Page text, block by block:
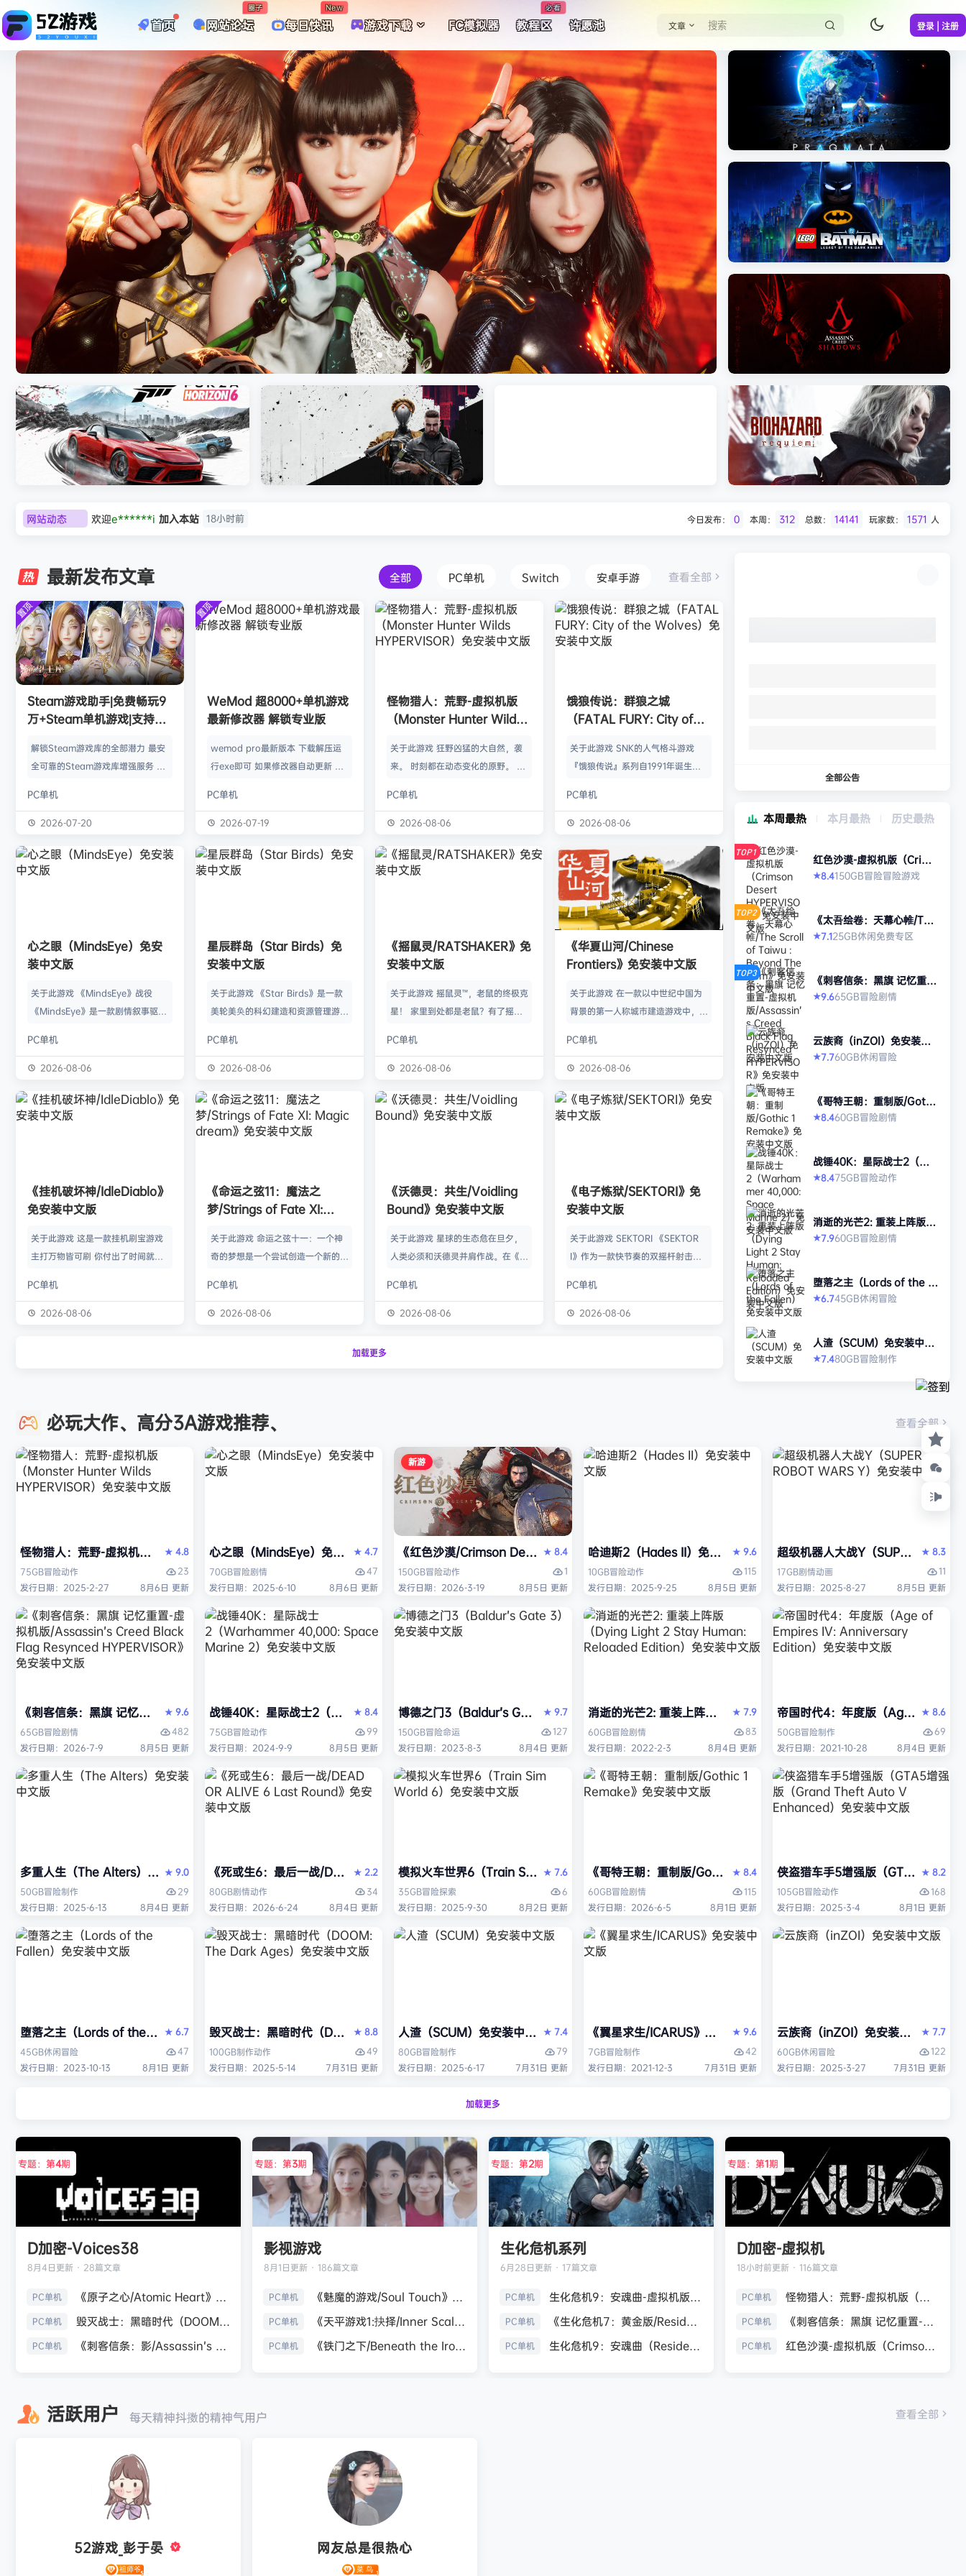
首页 网站论坛
圈子
每日快讯
New
游戏下载 FC模拟器 教程区
必看
许愿池 文章 登录 | 注册
《刺客信条：黑旗 记忆重置-虚
HYPERVISOR》免安装中文版
《剑星/Stellar Blade》本体+修改器打包下载 解压即玩
《识质存在/PRAGMATA》免安装中文版
《乐高蝙蝠侠：黑暗骑士之遗/LEGO
Batman: Legacy of the Dark Knight》
免安装中文版
《刺客信条：影/Assassin’s Creed
Shadows》免安装版，非虚拟机
网站动态 欢迎e******i 加入本站 18小时前
欢迎0**3 加入本站
欢迎V****y 加入本站 22小时前
欢迎j***j 加入本站 22小时前
欢迎1******4 加入本站
l***g 签到获取 28
w******g 签到获取
欢迎w******g 加入本站 8月4日
欢迎Z******U 8月4日
e******i 签到获取 点积分 2小时前
欢迎Q*H 加入本站 17小时前
今日发布： 0 本周： 312 总数： 14141 玩家数： 1571 人
最新发布文章 全部 PC单机 Switch 安卓手游 查看全部
置顶
Steam游戏助手|免费畅玩9
万+Steam单机游戏|支持D
解锁Steam游戏库的全部潜力 最安
全可靠的Steam游戏库增强服务 工
修改任何steam设置、安全可靠、
可入库游戏总数 94000+、无视已
机。 无需为每一款游戏单独付费，
只需支付一次工具费用或订阅费，即
无压力地尝试各种类型的游戏。操
作…
PC单机
2026-07-20
置顶
WeMod 超8000+单机游戏
最新修改器 解锁专业版
wemod pro最新版本 下载解压运
行exe即可 如果修改器自动更新 把
r 这个文件替换到新版的即可。 We
Mod 目前支持超过千款热门游戏，
修改器原作者都入驻了，所以修改器
内容更新应该也是最全、最及时的。
大…
PC单机
2026-07-19
怪物猎人：荒野-虚拟机版
（Monster Hunter Wilds
版
关于此游戏 狂野凶猛的大自然，袭
来。 时刻都在动态变化的原野。 这
的怪物与人们的故事。 你会化为以
狩猎强大怪物为生的“猎人”，使用狩
并逐渐解明这个世界与人们之间的关
联。 进化的狩猎动作，寻求连续不
的边境上，一名少年“纳塔”获救。
公会根…
PC单机
2026-08-06
饿狼传说：群狼之城
（FATAL FURY: City of
关于此游戏 SNK的人气格斗游戏
『饿狼传说』系列自1991年诞生以
潮。从1999年的『饿狼 -MARK OF
THE WOLVES-』起，时隔26年，
the Wolves』终于登场！ ■新实装
了加速兴奋的“REV系统”！ 新实装
的“REV系统”可以从战斗开始发动各
种特殊攻击！“REV武技”、“REV加
速”，还有S.P.G.区…
PC单机
2026-08-06
心之眼（MindsEye）免安
装中文版
关于此游戏 《MindsEye》战役
《MindsEye》是一款剧情叙事驱动
背景设定在近未来沙漠城市红石城。
你将扮演雅各布·迪亚兹——一名退
体而饱受支离破碎的记忆困扰。在电
影化叙事的战役中，你将执行任务、
远不止红石城本身。 红石城 红石城
是…
PC单机
2026-08-06
星辰群岛（Star Birds）免
安装中文版
关于此游戏 《Star Birds》是一款
美轮美奂的科幻建造和资源管理游
群繁盛起来。不论是熟知此类题材的
老手玩家，还是只想浅尝神游太空滋
的陪伴。什么，你说是因为鸟群没了
你，就立马出乱子？哎呀呀，这也只
是其中一个原因而已啦。 扫描附近
是某些未知之物。建造生产设施，以
便开采资…
PC单机
2026-08-06
《摇鼠灵/RATSHAKER》免
安装中文版
关于此游戏 摇鼠灵™，老鼠的终极克
星！ 家里到处都是老鼠？有了摇鼠
灭所有不速之客！拿在手上大力摇，
剩下的交给摇鼠灵™就行了。不用夹
摸丢死老鼠！ 有了摇鼠灵™，一切尽
在掌握！把那只老鼠摇到服从，看着
恼瞬间无影无踪。 为什么选择摇鼠
灵™？ 轻松…
PC单机
2026-08-06
《华夏山河/Chinese
Frontiers》免安装中文版
关于此游戏 在一款以中世纪中国为
背景的第一人称城市建造游戏中，规
的工匠起步，循序渐进地规划、生产
并筑起宏伟建筑。管理村民，搭建生
的节奏繁荣发展——无压力，并享受
精巧系统带来的成就感。 探索三大
背景；它会塑造你的策略与可达成的
目标。发掘古老工…
PC单机
2026-08-06
《挂机破坏神/IdleDiablo》
免安装中文版
关于此游戏 这是一款挂机刷宝游戏
主打万物皆可刷 你付出了时间就必
独属于你的强大构筑 装备获取 游戏
中的[装备][技能][护身符]主要通过
每个大型章节有若干小关卡。 难度
可分为：…
PC单机
2026-08-06
《命运之弦11：魔法之
梦/Strings of Fate XI:
版
关于此游戏 命运之弦十一：一个神
奇的梦想是一个尝试创造一个新的幻
虚幻引擎的帮助下，使用已经熟悉的
图形技术和机制以丰富多彩的方式呈
组由命运聚集的五个角色来完成一项
伟大的使命-从古老的邪恶中拯救地
球！ 一个古老…
PC单机
2026-08-06
《沃德灵：共生/Voidling
Bound》免安装中文版
关于此游戏 星球的生态危在旦夕，
人类必须和沃德灵并肩作战。在《沃
生物学家，与被称为“沃德灵”的生物
神经链接。不断孵化、培育、升级、
挡、反击等技能的配…
PC单机
2026-08-06
《电子炼狱/SEKTORI》免
安装中文版
关于此游戏 SEKTORI 《SEKTOR
I》作为一款快节奏的双摇杆射击游
慎选择升级项目，打造强大的构筑，
置身风云变幻的战场，迎战源源不断
人种…
PC单机
2026-08-06
加载更多
全部公告
本周最热 本月最热 历史最热
TOP1
红色沙漠-虚拟机版（Crims
on Desert HYPERVISO
R）免安装中文版
★8.4150GB冒险冒险游戏
TOP2
《太吾绘卷：天幕心帷/The
Scroll of Taiwu : Beyond
The Dom》免安装中文版
★7.125GB休闲免费专区
TOP3
《刺客信条：黑旗 记忆重
置-虚拟机版/Assassin’s Cr
eed Black Flag Resynced
★9.665GB冒险剧情
云族裔（inZOI）免安装中
文版
★7.760GB休闲冒险
《哥特王朝：重制版/Gothi
c 1 Remake》免安装中文
版
★8.460GB冒险剧情
战锤40K：星际战士2（Wa
rhammer 40,000: Space
Marine 2）免安装中文版
★8.475GB冒险动作
消逝的光芒2: 重装上阵版
（Dying Light 2 Stay Hu
man: Reloaded Edition）
★7.960GB冒险剧情
堕落之主（Lords of the F
allen）免安装中文版
★6.745GB休闲冒险
人渣（SCUM）免安装中文
版
★7.480GB冒险制作
必玩大作、高分3A游戏推荐、 查看全部
怪物猎人：荒野-虚拟机版（Monster Hunter Wilds HYPERVISOR）免安装中文版
★ 4.8
75GB冒险动作
23
发行日期：2025-2-27
8月6日 更新
心之眼（MindsEye）免安装中文版
★ 4.7
70GB冒险剧情
47
发行日期：2025-6-10
8月6日 更新
新游
《红色沙漠/Crimson Desert》免安装中文版
★8.4
150GB冒险动作
1
发行日期：2026-3-19
8月5日 更新
哈迪斯2（Hades II）免安装中文版
★9.6
10GB冒险动作
115
发行日期：2025-9-25
8月5日 更新
超级机器人大战Y（SUPER ★8.3
17GB剧情动画
11
发行日期：2025-8-27
8月5日 更新
《刺客信条：黑旗 记忆重置-虚拟机版/Assassin’s Creed Black Flag Resynced HYPERVISOR》免安装中文版
★ 9.6
65GB冒险剧情
482
发行日期：2026-7-9
8月5日 更新
战锤40K：星际战士2（Warhammer 40,000: Space Marine 2）免安装中文版
★ 8.4
75GB冒险动作
99
发行日期：2024-9-9
8月5日 更新
博德之门3（Baldur’s Gate 3）免安装中文版
★9.7
150GB冒险命运
127
发行日期：2023-8-3
8月4日 更新
消逝的光芒2: 重装上阵版（Dying Light 2 Stay Human: Reloaded
★7.9
60GB冒险剧情
83
发行日期：2022-2-3
8月4日 更新
帝国时代4：年度版（Age of
★8.6
50GB冒险制作
69
发行日期：2021-10-28
8月4日 更新
多重人生（The Alters）免安装中文版
★ 9.0
50GB冒险制作
29
发行日期：2025-6-13
8月4日 更新
《死或生6：最后一战/DEAD OR ALIVE 6 Last Round》免安装中文版
★ 2.2
80GB剧情动作
34
发行日期：2026-6-24
8月4日 更新
模拟火车世界6（Train Sim World 6）免安装中文版
★7.6
35GB冒险探索
6
发行日期：2025-9-30
8月2日 更新
《哥特王朝：重制版/Gothic 1 Remake》免安装中文版
★8.4
60GB冒险剧情
115
发行日期：2026-6-5
8月1日 更新
侠盗猎车手5增强版（GTA5增强
★8.2
105GB冒险动作
168
发行日期：2025-3-4
8月1日 更新
堕落之主（Lords of the Fallen）免安装中文版
★ 6.7
45GB休闲冒险
47
发行日期：2023-10-13
8月1日 更新
毁灭战士：黑暗时代（DOOM: The Dark Ages）免安装中文版
★ 8.8
100GB制作动作
49
发行日期：2025-5-14
7月31日 更新
人渣（SCUM）免安装中文版★7.4
80GB冒险制作
79
发行日期：2025-6-17
7月31日 更新
《翼星求生/ICARUS》免安装中文版
★9.6
7GB冒险制作
42
发行日期：2021-12-3
7月31日 更新
云族裔（inZOI）免安装中文版
★7.7
60GB休闲冒险
122
发行日期：2025-3-27
7月31日 更新
加载更多
专题：第4期
D加密-Voices38
8月4日更新 · 28篇文章
PC单机 《原子之心/Atomic Heart》免安装中文版
PC单机 毁灭战士：黑暗时代（DOOM: The Dark Ages）免安装中文版
PC单机 《刺客信条：影/Assassin’s Creed Shadows》免安装版，非虚拟机
专题：第3期
影视游戏
8月1日更新 · 186篇文章
PC单机 《魅魔的游戏/Soul Touch》免安装中文版
PC单机 《天平游戏1:抉择/Inner Scales 1：Choice》免安装中文版
PC单机 《铁门之下/Beneath the Iron Gate》免安装中文版
专题：第2期
生化危机系列
6月28日更新 · 17篇文章
PC单机 生化危机9：安魂曲-虚拟机版（Resident Evil Requiem HYPERVISOR）免安装中文版
PC单机 《生化危机7：黄金版/Resident Evil 7 Biohazard》免安装中文版
PC单机 生化危机9：安魂曲（Resident Evil Requiem）免安装中文版
专题：第1期
D加密-虚拟机
18小时前更新 · 116篇文章
PC单机 怪物猎人：荒野-虚拟机版（Monster Hunter Wilds HYPERVISOR）免安装中文版
PC单机 《刺客信条：黑旗 记忆重置-虚拟机版/Assassin’s Creed Black Flag Resynced HYPERVISOR》免安装中文版
PC单机 红色沙漠-虚拟机版（Crimson Desert HYPERVISOR）免安装中文版
活跃用户 每天精神抖擞的精神气用户 查看全部
52游戏_彭于晏 网友总是很热心